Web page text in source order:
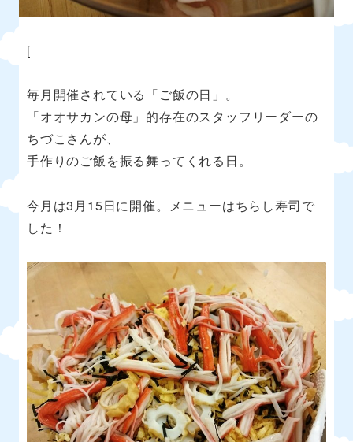
[
毎月開催されている「ご飯の日」。
「オオサカンの母」的存在のスタッフリーダーの
ちづこさんが、
手作りのご飯を振る舞ってくれる日。
今月は3月15日に開催。メニューはちらし寿司で
した！